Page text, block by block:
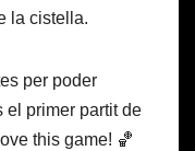
la cistella.
per poder
el primer partit de
this game! 🏀